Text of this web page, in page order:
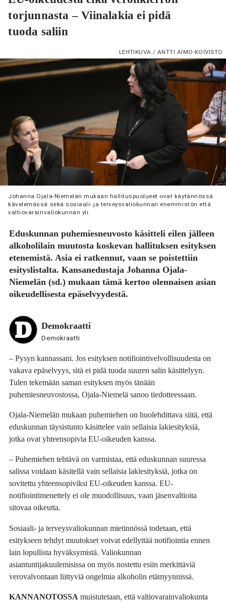
torjunnasta – Viinalakia ei pidä
tuoda saliin
LEHTIKUVA / ANTTI AIMO-KOIVISTO
Johanna Ojala-Niemelän mukaan hallituspuolueet ovat käytännössä
kävelemässä sekä sosiaali- ja terveysvaliokunnan enemmistön että
valtiovarainvaliokunnan yli.
Eduskunnan puhemiesneuvosto käsitteli eilen jälleen
alkoholilain muutosta koskevan hallituksen esityksen
etenemistä. Asia ei ratkennut, vaan se poistettiin
esityslistalta. KansanedustajaJohanna Ojala-
Niemelän (sd.) mukaan tämä kertoo olennaisen asian
oikeudellisesta epäselvyydestä.
Demokraatti
Demokraatti
– Pysyn kannassani. Jos esityksen notifiointivelvollisuudesta on
vakava epäselvyys, sitä ei pidä tuoda suuren salin käsittelyyn.
Tulen tekemään saman esityksen myös tänään
puhemiesneuvostossa, Ojala-Niemelä sanoo tiedotteessaan.
Ojala-Niemelän mukaan puhemiehen on huolehdittava siitä, että
eduskunnan täysistunto käsittelee vain sellaisia lakiesityksiä,
jotka ovat yhteensopivia EU-oikeuden kanssa.
– Puhemiehen tehtävä on varmistaa, että eduskunnan suuressa
salissa voidaan käsitellä vain sellaisia lakiesityksiä, jotka on
sovitettu yhteensopiviksi EU-oikeuden kanssa. EU-
notifiointimenettely ei ole muodollisuus, vaan jäsenvaltioita
sitovaa oikeutta.
Sosiaali- ja terveysvaliokunnan mietinnössä todetaan, että
esitykseen tehdyt muutokset voivat edellyttää notifiointia ennen
lain lopullista hyväksymistä. Valiokunnan
asiantuntijakuulemisissa on myös nostettu esiin merkittäviä
verovalvontaan liittyviä ongelmia alkoholin etämyynnissä.
KANNANOTOSSA muistutetaan, että valtiovarainvaliokunta